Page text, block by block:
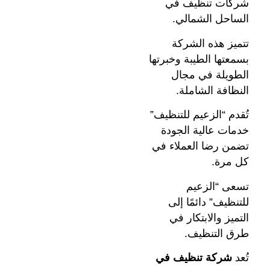
شركات تنظيف في
الساحل الشمالي.
تتميز هذه الشركة
بسمعتها الطيبة وخبرتها
الطويلة في مجال
النظافة الشاملة.
تُقدم “الزعيم للتنظيف”
خدمات عالية الجودة
تضمن رضا العملاء في
كل مرة.
تسعى “الزعيم
للتنظيف” دائمًا إلى
التميز والابتكار في
طرق التنظيف.
تُعد شركة تنظيف في